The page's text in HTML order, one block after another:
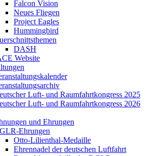
Falcon Vision
Neues Fliegen
Project Eagles
Hummingbird
DASH
Website
Luft- und Raumfahrtkongress 2025
Luft- und Raumfahrtkongress 2026
und Ehrungen
Ehrungen
Otto-Lilienthal-Medaille
Ehrennadel der deutschen Luftfahrt